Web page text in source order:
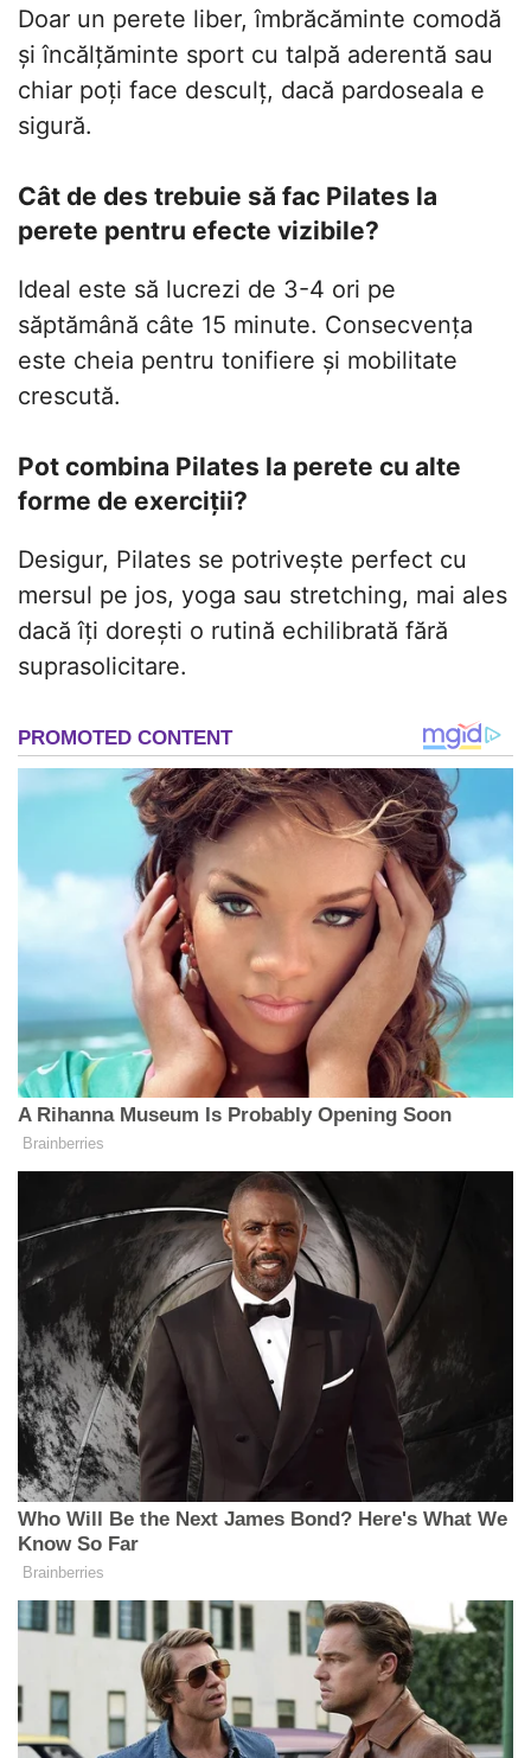
Doar un perete liber, îmbrăcăminte comodă
și încălțăminte sport cu talpă aderentă sau
chiar poți face desculț, dacă pardoseala e
sigură.
Cât de des trebuie să fac Pilates la
perete pentru efecte vizibile?
Ideal este să lucrezi de 3-4 ori pe
săptămână câte 15 minute. Consecvența
este cheia pentru tonifiere și mobilitate
crescută.
Pot combina Pilates la perete cu alte
forme de exerciții?
Desigur, Pilates se potrivește perfect cu
mersul pe jos, yoga sau stretching, mai ales
dacă îți dorești o rutină echilibrată fără
suprasolicitare.